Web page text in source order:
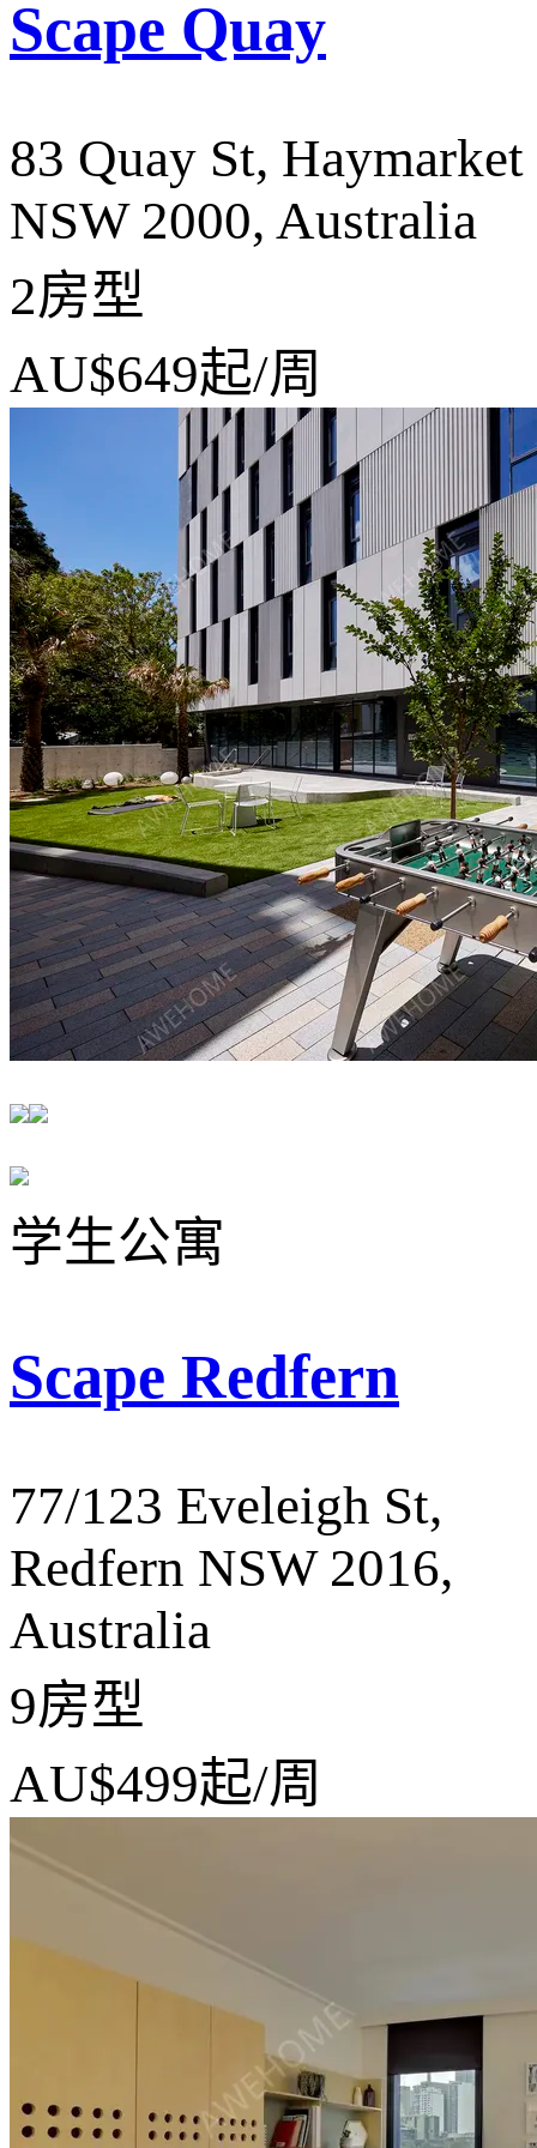
Scape Quay
83 Quay St, Haymarket
NSW 2000, Australia
2房型
AU$649起/周
学生公寓
Scape Redfern
77/123 Eveleigh St,
Redfern NSW 2016,
Australia
9房型
AU$499起/周